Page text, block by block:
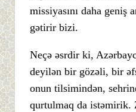
missiyasını daha geniş
gətirir bizi.
Neçə əsrdir ki,
deyilən bir gözəli, bir
onun tilsimindən,
qurtulmaq da istəmirik.